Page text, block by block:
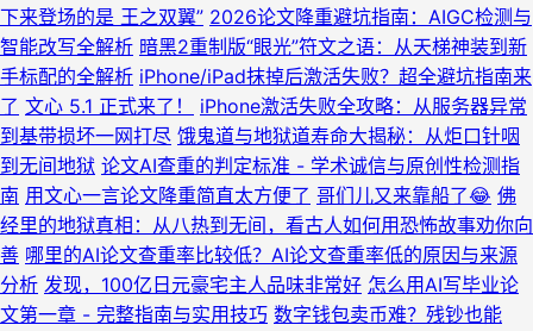
下来登场的是 王之双翼” 2026论文降重避坑指南：AIGC检测与
智能改写全解析 暗黑2重制版“眼光”符文之语：从天梯神装到新
手标配的全解析 iPhone/iPad抹掉后激活失败？超全避坑指南来
了 文心 5.1 正式来了！
iPhone激活失败全攻略：从服务器异常
到基带损坏一网打尽 饿鬼道与地狱道寿命大揭秘：从炬口针咽
到无间地狱 论文AI查重的判定标准 - 学术诚信与原创性检测指
南 用文心一言论文降重简直太方便了 哥们儿又来靠船了😂 佛
经里的地狱真相：从八热到无间，看古人如何用恐怖故事劝你向
善 哪里的AI论文查重率比较低？AI论文查重率低的原因与来源
分析 发现，100亿日元豪宅主人品味非常好 怎么用AI写毕业论
文第一章 - 完整指南与实用技巧 数字钱包卖币难？残钞也能